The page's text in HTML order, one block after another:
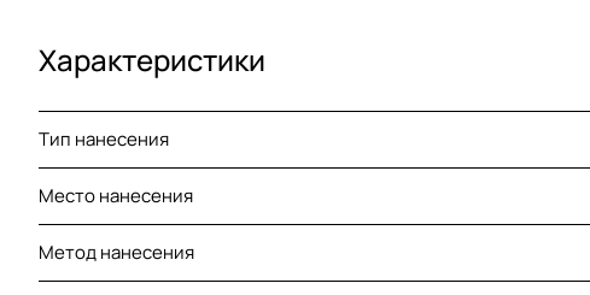
Характеристики
Тип нанесения
Место нанесения
Метод нанесения